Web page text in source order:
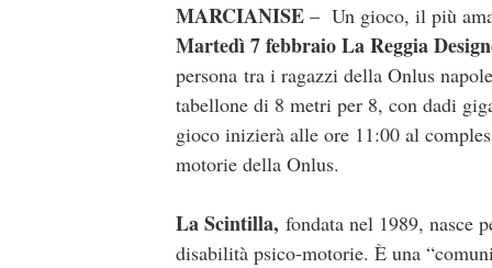
MARCIANISE – Un gioco, il più
Martedì 7 febbraio La Reggia
persona tra i ragazzi della Onlus
tabellone di 8 metri per 8, con dadi
gioco inizierà alle ore 11:00 al
motorie della Onlus.
La Scintilla, fondata nel 1989, nasce
disabilità psico-motorie. È una